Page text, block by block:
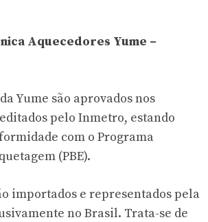
Aquecedores Yume –
Yume são aprovados nos
pelo Inmetro, estando
com o Programa
(PBE).
importados e representados pela
no Brasil. Trata-se de